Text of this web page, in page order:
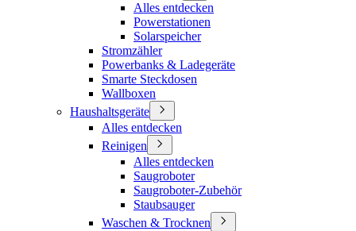
Alles entdecken
Powerstationen
Solarspeicher
Stromzähler
Powerbanks & Ladegeräte
Smarte Steckdosen
Wallboxen
Haushaltsgeräte
Alles entdecken
Reinigen
Alles entdecken
Saugroboter
Saugroboter-Zubehör
Staubsauger
Waschen & Trocknen